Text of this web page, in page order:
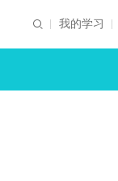
我的学习